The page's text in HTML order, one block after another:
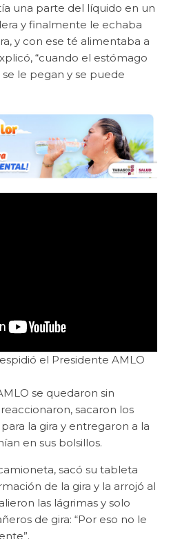
una parte del líquido en un
y finalmente le echaba
y con ese té alimentaba a
“cuando el estómago
le pegan y se puede
el Presidente AMLO
se quedaron sin
sacaron los
la gira y entregaron a la
en sus bolsillos.
sacó su tableta
de la gira y la arrojó al
las lágrimas y solo
de gira: “Por eso no le